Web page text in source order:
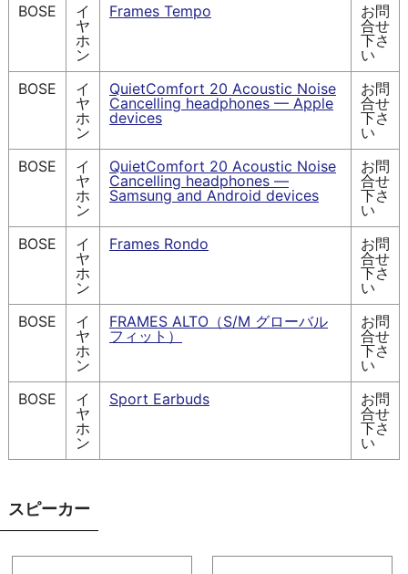
BOSE
イ
ヤ
ホ
ン
Frames Tempo
お問
合せ
下さ
い
BOSE
イ
ヤ
ホ
ン
QuietComfort 20 Acoustic Noise
Cancelling headphones — Apple
devices
お問
合せ
下さ
い
BOSE
イ
ヤ
ホ
ン
QuietComfort 20 Acoustic Noise
Cancelling headphones —
Samsung and Android devices
お問
合せ
下さ
い
BOSE
イ
ヤ
ホ
ン
Frames Rondo
お問
合せ
下さ
い
BOSE
イ
ヤ
ホ
ン
FRAMES ALTO（S/M グローバル
フィット）
お問
合せ
下さ
い
BOSE
イ
ヤ
ホ
ン
Sport Earbuds
お問
合せ
下さ
い
スピーカー